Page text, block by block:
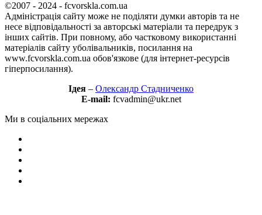
©2007 - 2024 - fcvorskla.com.ua
Адміністрація сайту може не поділяти думки авторів та не
несе відповідальності за авторські матеріали та передрук з
інших сайтів. При повному, або частковому використанні
матеріалів сайту уболівальників, посилання на
www.fcvorskla.com.ua обов'язкове (для інтернет-ресурсів
гіперпосилання).
Ідея – Олександр Стадниченко
E-mail: fcvadmin@ukr.net
Ми в соціальних мережах